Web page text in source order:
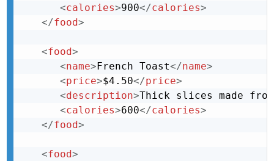
<calories>900</calories>
</food>
<food>
<name> French Toast</name>
<price>$4.50</price>
<description>Thick slices made from
<calories>600</calories>
</food>
<food>